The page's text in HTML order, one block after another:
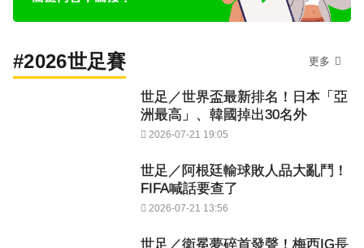
#2026世足賽 更多
世足／世界盃最新排名！日本「亞
洲最高」、韓國掉出30名外
2026-07-21 19:05
世足／阿根廷輸球敗人品大亂鬥！
FIFA喊話要查了
2026-07-21 13:56
世足／衛冕夢碎首發聲！梅西IG長